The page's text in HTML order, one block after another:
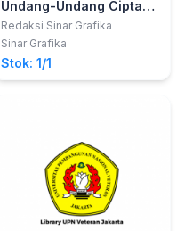
Undang-Undang Cipta
Kerja di Bidang
Ketenagakerjaan
Redaksi Sinar Grafika
Sinar Grafika
Stok: 1/1